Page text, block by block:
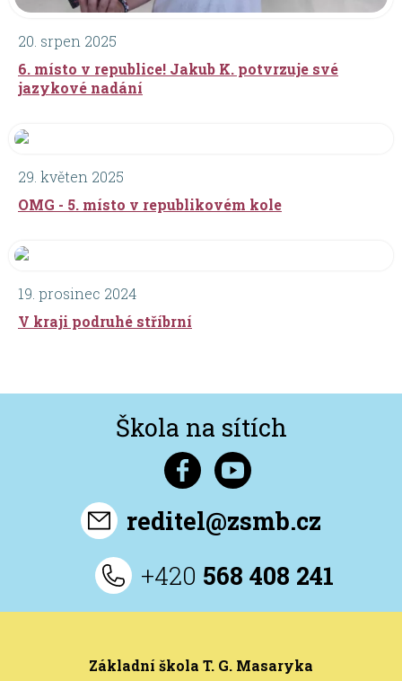
20. srpen 2025
6. místo v republice! Jakub K. potvrzuje své
jazykové nadání
29. květen 2025
OMG - 5. místo v republikovém kole
19. prosinec 2024
V kraji podruhé stříbrní
Škola na sítích
reditel@zsmb.cz
+420 568 408 241
Základní škola T. G. Masaryka